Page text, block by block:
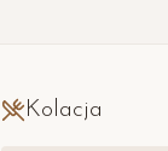
Kolacja